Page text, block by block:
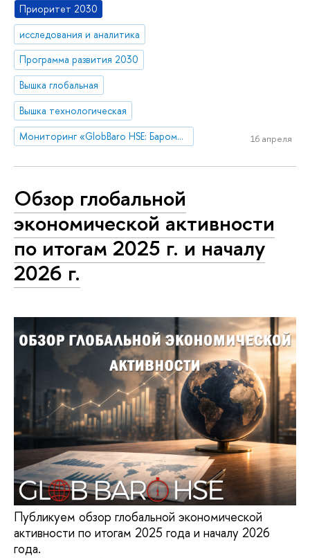
Приоритет 2030
исследования и аналитика
Программа развития 2030
Вышка глобальная
Вышка технологическая
Мониторинг «GlobBaro HSE: Барометр мировой экономики»
16 апреля
Обзор глобальной
экономической активности
по итогам 2025 г. и началу
2026 г.
Публикуем обзор глобальной экономической
активности по итогам 2025 года и началу 2026
года.